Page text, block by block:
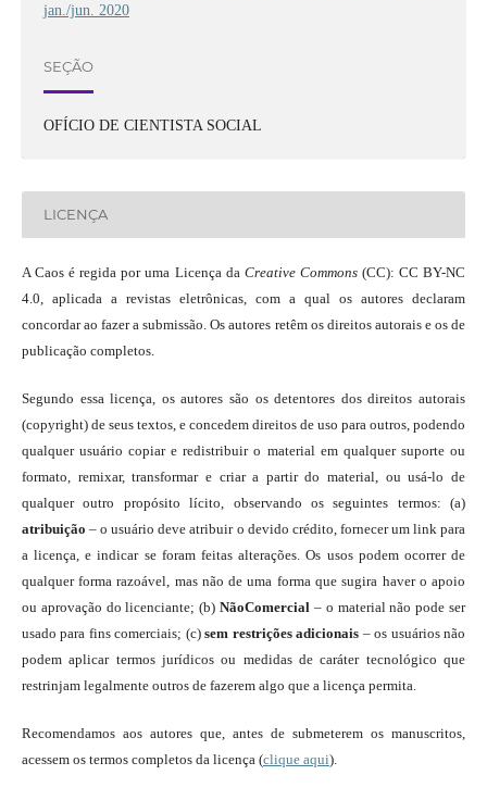
jan./jun. 2020
SEÇÃO
OFÍCIO DE CIENTISTA SOCIAL
LICENÇA
A Caos é regida por uma Licença da Creative Commons(CC): CC BY-NC
4.0, aplicada a revistas eletrônicas, com a qual os autores declaram
concordar ao fazer a submissão. Os autores retêm os direitos autorais e os de
publicação completos.
Segundo essa licença, os autores são os detentores dos direitos autorais
(copyright) de seus textos, e concedem direitos de uso para outros, podendo
qualquer usuário copiar e redistribuir o material em qualquer suporte ou
formato, remixar, transformar e criar a partir do material, ou usá-lo de
qualquer outro propósito lícito, observando os seguintes termos: (a)
atribuição – o usuário deve atribuir o devido crédito, fornecer um link para
a licença, e indicar se foram feitas alterações. Os usos podem ocorrer de
qualquer forma razoável, mas não de uma forma que sugira haver o apoio
ou aprovação do licenciante; (b)NãoComercial – o material não pode ser
usado para fins comerciais; (c)sem restrições adicionais – os usuários não
podem aplicar termos jurídicos ou medidas de caráter tecnológico que
restrinjam legalmente outros de fazerem algo que a licença permita.
Recomendamos aos autores que, antes de submeterem os manuscritos,
acessem os termos completos da licença (clique aqui).